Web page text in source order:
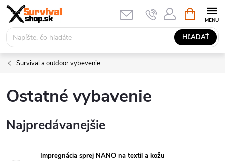
Prejsť
obsah
HĽADAŤ
KOŠÍK
Survival a outdoor vybevenie
Ostatné vybavenie
Najpredávanejšie
Impregnácia sprej NANO na textil a kožu